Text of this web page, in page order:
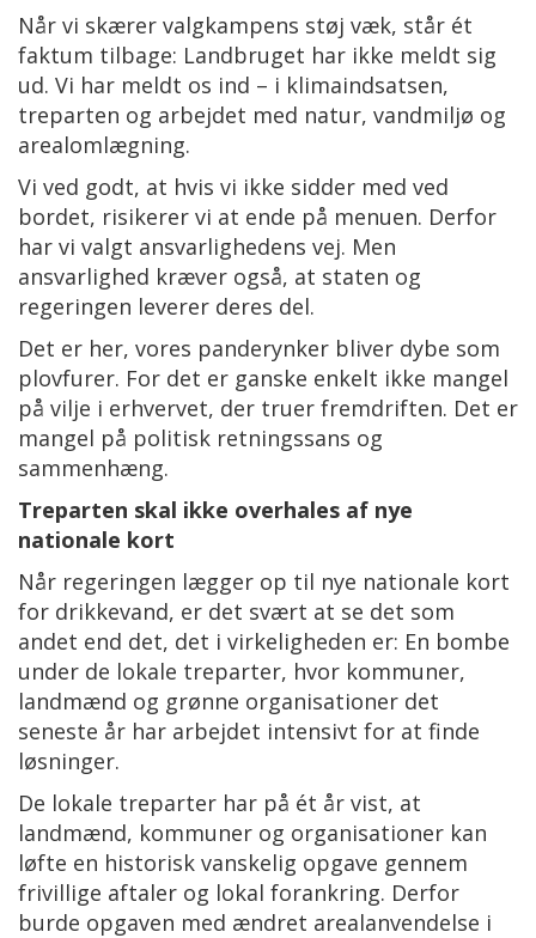
Når vi skærer valgkampens støj væk, står ét
faktum tilbage: Landbruget har ikke meldt sig
ud. Vi har meldt os ind – i klimaindsatsen,
treparten og arbejdet med natur, vandmiljø og
arealomlægning.
Vi ved godt, at hvis vi ikke sidder med ved
bordet, risikerer vi at ende på menuen. Derfor
har vi valgt ansvarlighedens vej. Men
ansvarlighed kræver også, at staten og
regeringen leverer deres del.
Det er her, vores panderynker bliver dybe som
plovfurer. For det er ganske enkelt ikke mangel
på vilje i erhvervet, der truer fremdriften. Det er
mangel på politisk retningssans og
sammenhæng.
Treparten skal ikke overhales af nye
nationale kort
Når regeringen lægger op til nye nationale kort
for drikkevand, er det svært at se det som
andet end det, det i virkeligheden er: En bombe
under de lokale treparter, hvor kommuner,
landmænd og grønne organisationer det
seneste år har arbejdet intensivt for at finde
løsninger.
De lokale treparter har på ét år vist, at
landmænd, kommuner og organisationer kan
løfte en historisk vanskelig opgave gennem
frivillige aftaler og lokal forankring. Derfor
burde opgaven med ændret arealanvendelse i